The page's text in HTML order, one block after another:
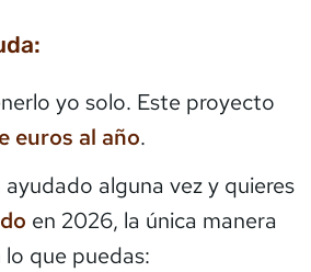
yo solo. Este proyecto
euros al año.
alguna vez y quieres
en 2026, la única manera
que puedas: